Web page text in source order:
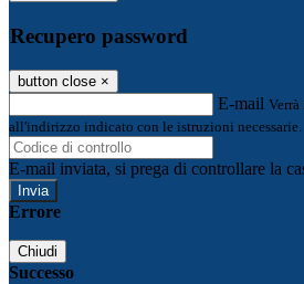
Recupero password
button close ×
E-mail
all'indirizzo indicato con le istruzioni necessarie.
E-mail inviata, si prega di controllare la
Errore
Chiudi
Successo